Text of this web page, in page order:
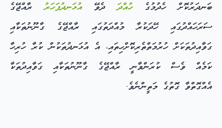
ބަނދަރުކޮށް ހެދުމުގެހުއްދަދެވޭ އުޅަނދުފަހަރުރާއްޖޭގެ
ސަރަހައްދުގައި ހޭދަކުރާ މުއްދަތުގައި ރާއްޖޭގެ ގާނޫނުތަކާއި
ގަވާއިދުތަކަށް ހުރުމަތްތެރިކޮށްހިތައި، އެ އުޅަނދުތަކުން ކުރާ ހުރިހާ
ކަމެއް ވެސް ކުރަންވާނީ ރާއްޖޭގެ ގާނޫނުތަކާއި ގަވާއިދުތަކާ
އެއްގޮތްވާ ގޮތުގެ މަތީންނެވެ.